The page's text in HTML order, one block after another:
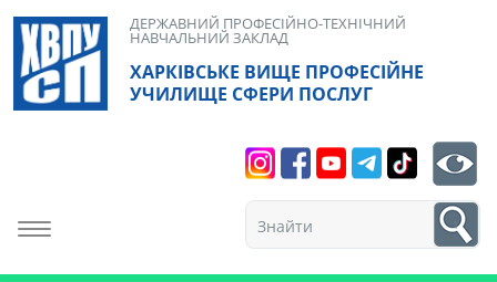
Skip
content
ХАРКІВСЬКЕ ВИЩЕ ПРОФЕСІЙНЕ
УЧИЛИЩЕ СФЕРИ ПОСЛУГ
ДЕРЖАВНИЙ ПРОФЕСІЙНО-ТЕХНІЧНИЙ
НАВЧАЛЬНИЙ ЗАКЛАД
Toggle navigation
1